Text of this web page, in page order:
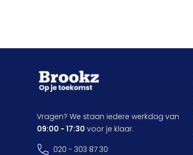
Vragen? We staan iedere werkdag van
09:00 - 17:30 voor je klaar.
020 - 303 87 30